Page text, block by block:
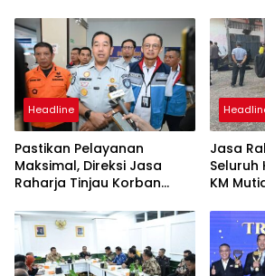
PHC
Headline
Pastikan Pelayanan
Maksimal, Direksi Jasa
Raharja Tinjau Korban
Sentosa II
Jasa
KM